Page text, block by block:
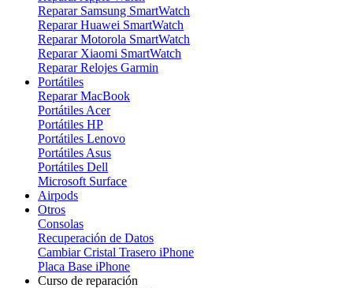
Reparar Samsung SmartWatch
Reparar Huawei SmartWatch
Reparar Motorola SmartWatch
Reparar Xiaomi SmartWatch
Reparar Relojes Garmin
Portátiles
Reparar MacBook
Portátiles Acer
Portátiles HP
Portátiles Lenovo
Portátiles Asus
Portátiles Dell
Microsoft Surface
Airpods
Otros
Consolas
Recuperación de Datos
Cambiar Cristal Trasero iPhone
Placa Base iPhone
Curso de reparación